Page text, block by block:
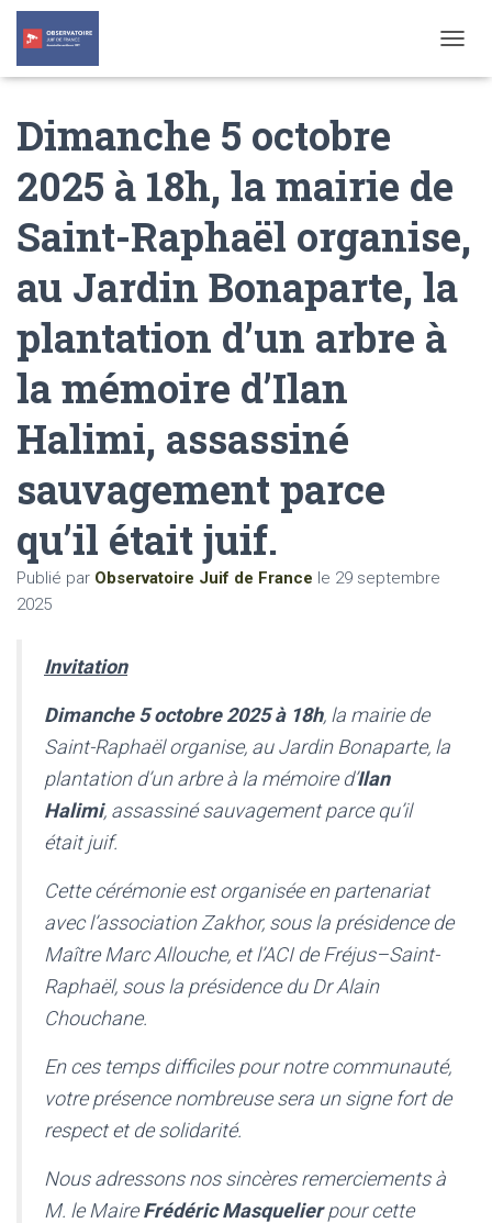
O
N
A
I
A
T
Dimanche 5 octobre
2025 à 18h, la mairie de
Saint-Raphaël organise,
au Jardin Bonaparte, la
plantation d’un arbre à
la mémoire d’Ilan
Halimi, assassiné
sauvagement parce
qu’il était juif.
Publié par Observatoire Juif de France le 29 septembre
2025
Invitation
Dimanche 5 octobre 2025 à 18h, la mairie de
Saint-Raphaël organise, au Jardin Bonaparte, la
plantation d’un arbre à la mémoire d’Ilan
Halimi, assassiné sauvagement parce qu’il
était juif.
Cette cérémonie est organisée en partenariat
avec l’association Zakhor, sous la présidence de
Maître Marc Allouche, et l’ACI de Fréjus–Saint-
Raphaël, sous la présidence du Dr Alain
Chouchane.
En ces temps difficiles pour notre communauté,
votre présence nombreuse sera un signe fort de
respect et de solidarité.
Nous adressons nos sincères remerciements à
M. le MaireFrédéric Masquelierpour cette